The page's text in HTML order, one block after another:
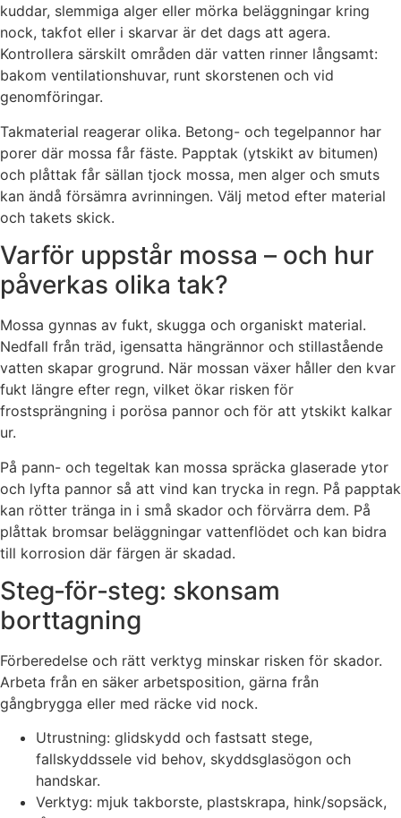
kuddar, slemmiga alger eller mörka beläggningar kring
nock, takfot eller i skarvar är det dags att agera.
Kontrollera särskilt områden där vatten rinner långsamt:
bakom ventilationshuvar, runt skorstenen och vid
genomföringar.
Takmaterial reagerar olika. Betong- och tegelpannor har
porer där mossa får fäste. Papptak (ytskikt av bitumen)
och plåttak får sällan tjock mossa, men alger och smuts
kan ändå försämra avrinningen. Välj metod efter material
och takets skick.
Varför uppstår mossa – och hur
påverkas olika tak?
Mossa gynnas av fukt, skugga och organiskt material.
Nedfall från träd, igensatta hängrännor och stillastående
vatten skapar grogrund. När mossan växer håller den kvar
fukt längre efter regn, vilket ökar risken för
frostsprängning i porösa pannor och för att ytskikt kalkar
ur.
På pann- och tegeltak kan mossa spräcka glaserade ytor
och lyfta pannor så att vind kan trycka in regn. På papptak
kan rötter tränga in i små skador och förvärra dem. På
plåttak bromsar beläggningar vattenflödet och kan bidra
till korrosion där färgen är skadad.
Steg‑för‑steg: skonsam
borttagning
Förberedelse och rätt verktyg minskar risken för skador.
Arbeta från en säker arbetsposition, gärna från
gångbrygga eller med räcke vid nock.
Utrustning: glidskydd och fastsatt stege,
fallskyddssele vid behov, skyddsglasögon och
handskar.
Verktyg: mjuk takborste, plastskrapa, hink/sopsäck,